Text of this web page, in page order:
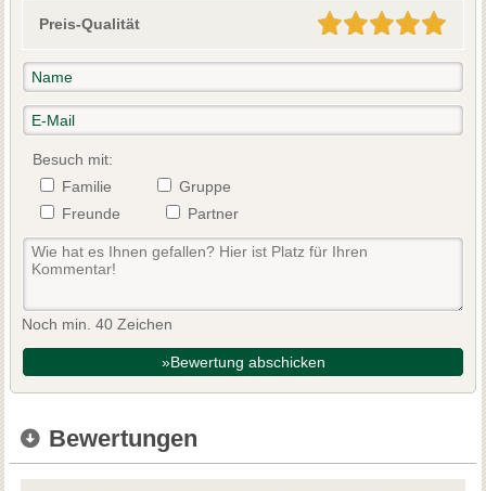
Preis-Qualität
Besuch mit:
Familie
Gruppe
Freunde
Partner
Noch min. 40 Zeichen
»Bewertung abschicken
Bewertungen